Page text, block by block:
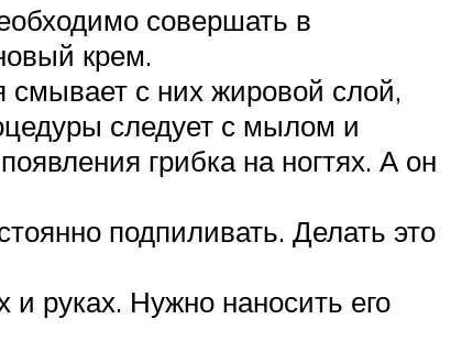
совершать в
крем.
смывает с них жировой слой,
следует с мылом и
грибка на ногтях. А он
подпиливать. Делать это
и руках. Нужно наносить его